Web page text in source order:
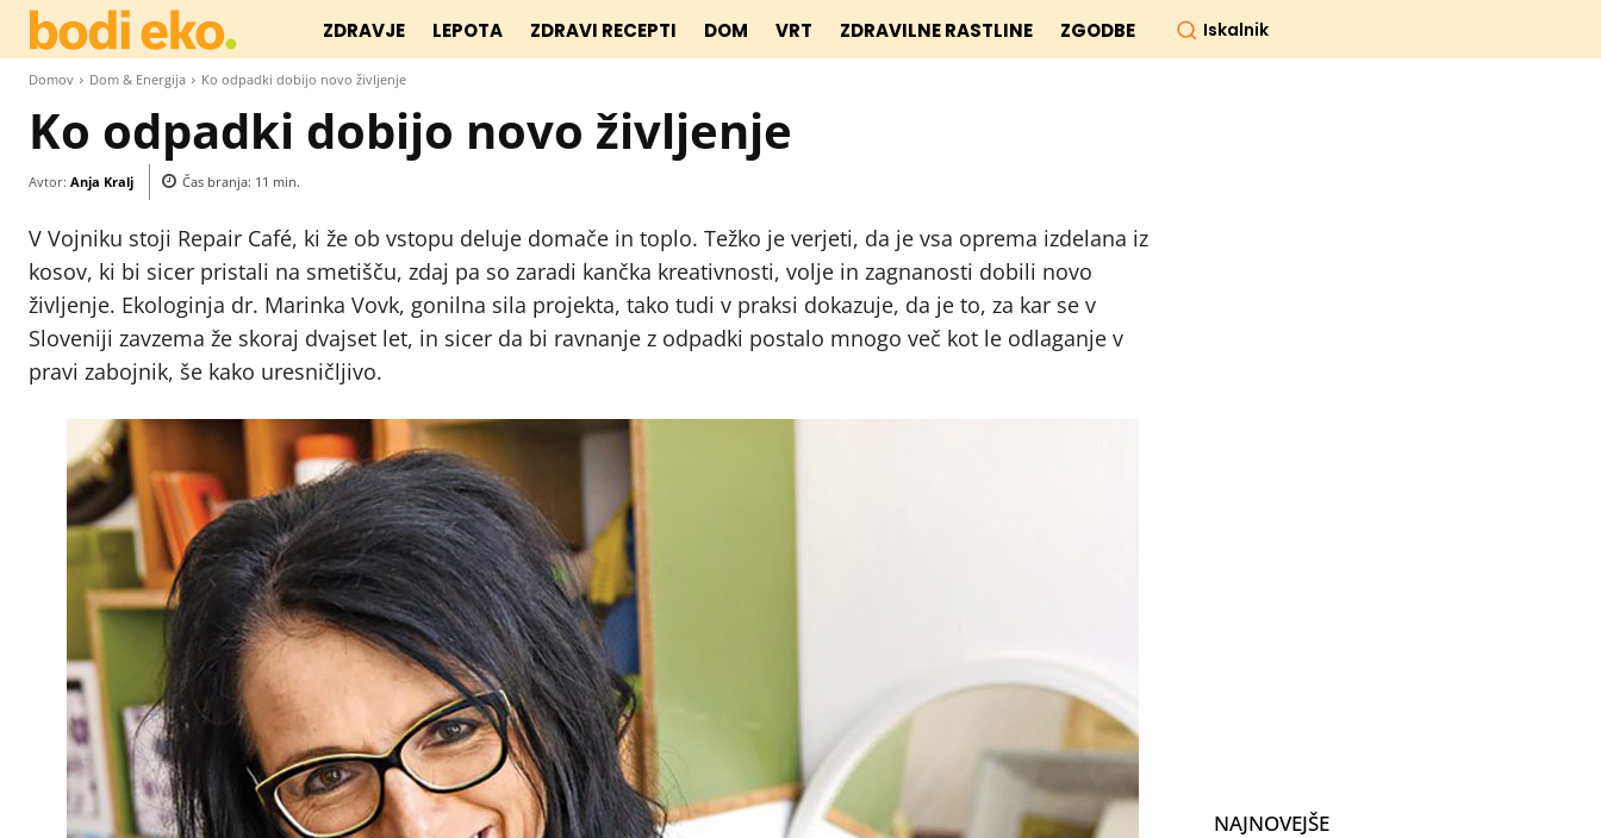
ZDRAVJE LEPOTA ZDRAVI RECEPTI DOM VRT ZDRAVILNE RASTLINE ZGODBE Iskalnik
Domov Dom & Energija Ko odpadki dobijo novo življenje
Ko odpadki dobijo novo življenje
Avtor: Anja Kralj Čas branja: 11 min.
V Vojniku stoji Repair Café, ki že ob vstopu deluje domače in toplo. Težko je verjeti, da je vsa oprema izdelana iz
kosov, ki bi sicer pristali na smetišču, zdaj pa so zaradi kančka kreativnosti, volje in zagnanosti dobili novo
življenje. Ekologinja dr. Marinka Vovk, gonilna sila projekta, tako tudi v praksi dokazuje, da je to, za kar se v
Sloveniji zavzema že skoraj dvajset let, in sicer da bi ravnanje z odpadki postalo mnogo več kot le odlaganje v
pravi zabojnik, še kako uresničljivo.
NAJNOVEJŠE